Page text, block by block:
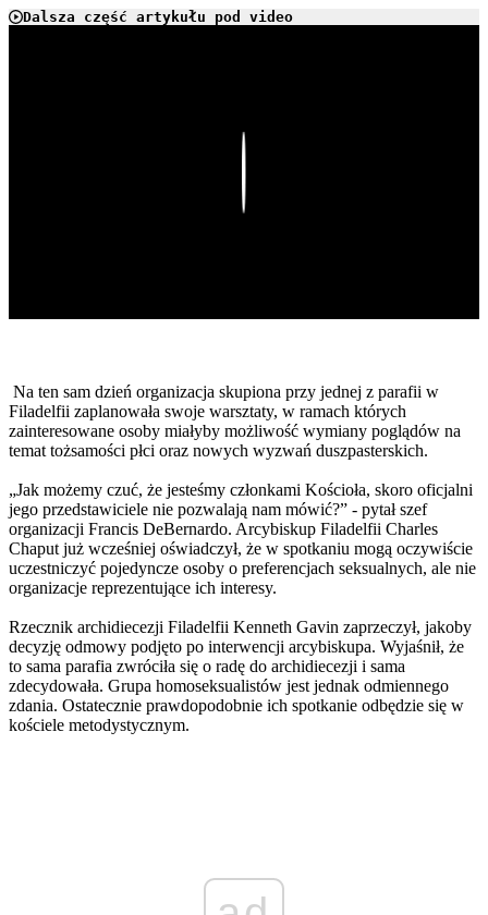
Dalsza część artykułu pod video
Na ten sam dzień organizacja skupiona przy jednej z parafii w
Filadelfii zaplanowała swoje warsztaty, w ramach których
zainteresowane osoby miałyby możliwość wymiany poglądów na
temat tożsamości płci oraz nowych wyzwań duszpasterskich.
„Jak możemy czuć, że jesteśmy członkami Kościoła, skoro oficjalni
jego przedstawiciele nie pozwalają nam mówić?” - pytał szef
organizacji Francis DeBernardo. Arcybiskup Filadelfii Charles
Chaput już wcześniej oświadczył, że w spotkaniu mogą oczywiście
uczestniczyć pojedyncze osoby o preferencjach seksualnych, ale nie
organizacje reprezentujące ich interesy.
Rzecznik archidiecezji Filadelfii Kenneth Gavin zaprzeczył, jakoby
decyzję odmowy podjęto po interwencji arcybiskupa. Wyjaśnił, że
to sama parafia zwróciła się o radę do archidiecezji i sama
zdecydowała. Grupa homoseksualistów jest jednak odmiennego
zdania. Ostatecznie prawdopodobnie ich spotkanie odbędzie się w
kościele metodystycznym.